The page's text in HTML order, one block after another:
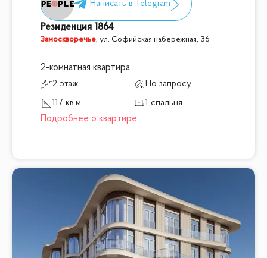
Резиденция 1864
Замоскворечье, ул. Софийская набережная, 36
2-комнатная квартира
2 этаж
По запросу
117 кв.м
1 спальня